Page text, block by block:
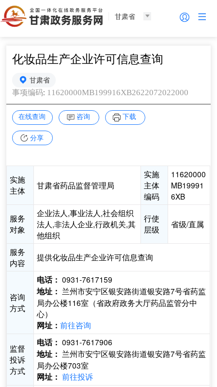
甘肃省
化妆品生产企业许可信息查询
甘肃省
事项编码: 11620000MB199916XB2622072022000
在线查询 咨询 下载
分享
实施
主体
甘肃省药品监督管理局
实施
主体
编码
11620000
MB19991
6XB
服务
对象
企业法人,事业法人,社会组织
法人,非法人企业,行政机关,其
他组织
行使
层级
省级/直属
服务
内容
提供化妆品生产企业许可信息查询
咨询
方式
电话： 0931-7617159
地址： 兰州市安宁区银安路街道银安路7号省药监
局办公楼116室（省政府政务大厅药品监管分中
心）
网址：前往咨询
监督
投诉
方式
电话： 0931-7617906
地址： 兰州市安宁区银安路街道银安路7号省药监
局办公楼703室
网址： 前往投诉